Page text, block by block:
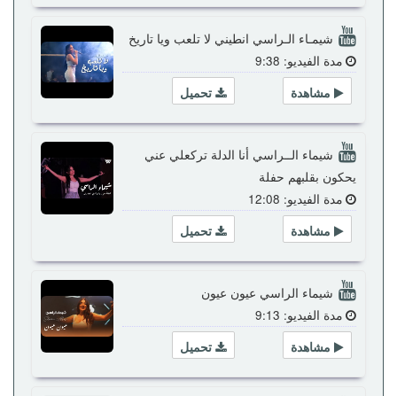
شيمـاء الـراسي انطيني لا تلعب ويا تاريخ
مدة الفيديو: 9:38
تحميل
مشاهدة
شيماء الــراسي أنا الدلة تركعلي عني
يحكون بقلبهم حفلة
مدة الفيديو: 12:08
تحميل
مشاهدة
شيماء الراسي عيون عيون
مدة الفيديو: 9:13
تحميل
مشاهدة